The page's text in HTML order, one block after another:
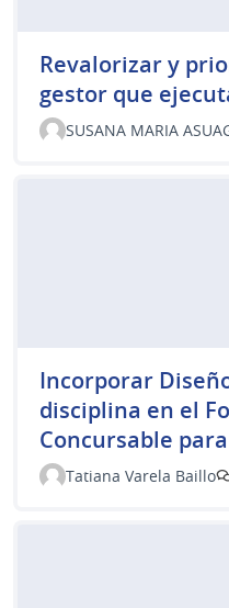
Revalorizar y
gestor que
SUSANA MARIA
Incorporar
disciplina en el
Concursable
Tatiana Varela Baillo